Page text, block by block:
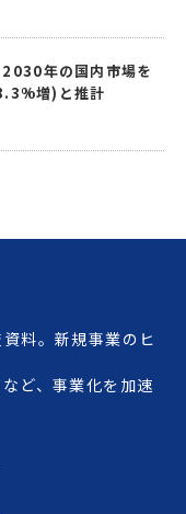
年の国内市場を
増)と推計
料。新規事業のヒ
ど、事業化を加速